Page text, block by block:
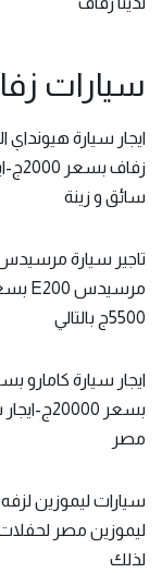
سيارات
سائق و زينة
5500ج بالتالي
بسعر
مصر
سيارات ليموزين
ليموزين مصر لحفلات
لذلك